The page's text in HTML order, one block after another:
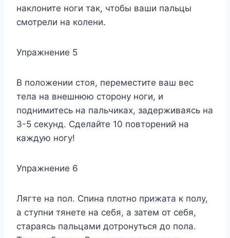
наклоните ноги так, чтобы ваши пальцы
смотрели на колени.
Упражнение 5
В положении стоя, переместите ваш вес
тела на внешнюю сторону ноги, и
поднимитесь на пальчиках, задерживаясь на
3-5 секунд. Сделайте 10 повторений на
каждую ногу!
Упражнение 6
Лягте на пол. Спина плотно прижата к полу,
а ступни тянете на себя, а затем от себя,
стараясь пальцами дотронуться до пола.